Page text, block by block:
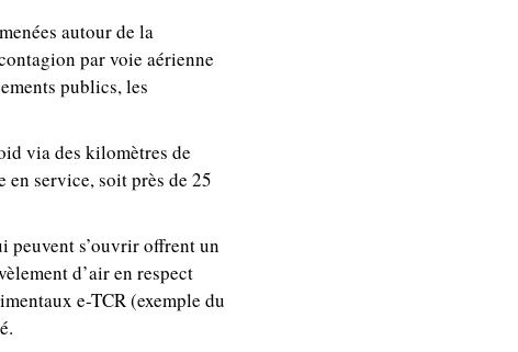
autour de la
par voie aérienne
publics, les
via des kilomètres de
en service, soit près de 25
peuvent s’ouvrir offrent un
d’air en respect
e-TCR (exemple du